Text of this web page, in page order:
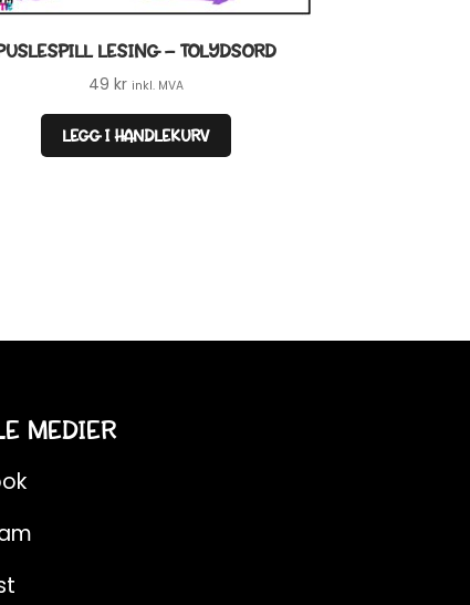
LESING – TOLYDSORD
49kr inkl. MVA
LEGG I HANDLEKURV
MEDIER